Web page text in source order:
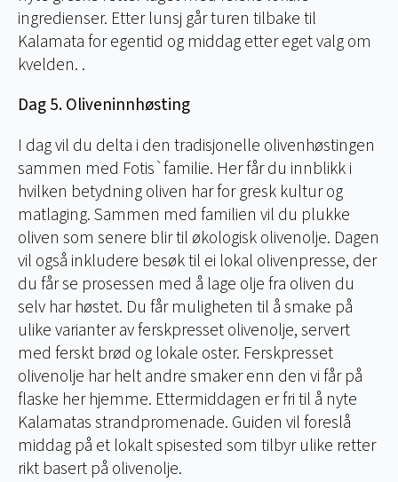
ingredienser. Etter lunsj går turen tilbake til
Kalamata for egentid og middag etter eget valg om
kvelden. .
Dag 5. Oliveninnhøsting
I dag vil du delta i den tradisjonelle olivenhøstingen
sammen med Fotis`familie. Her får du innblikk i
hvilken betydning oliven har for gresk kultur og
matlaging. Sammen med familien vil du plukke
oliven som senere blir til økologisk olivenolje. Dagen
vil også inkludere besøk til ei lokal olivenpresse, der
du får se prosessen med å lage olje fra oliven du
selv har høstet. Du får muligheten til å smake på
ulike varianter av ferskpresset olivenolje, servert
med ferskt brød og lokale oster. Ferskpresset
olivenolje har helt andre smaker enn den vi får på
flaske her hjemme. Ettermiddagen er fri til å nyte
Kalamatas strandpromenade. Guiden vil foreslå
middag på et lokalt spisested som tilbyr ulike retter
rikt basert på olivenolje.